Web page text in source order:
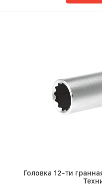
Головка 12-ти